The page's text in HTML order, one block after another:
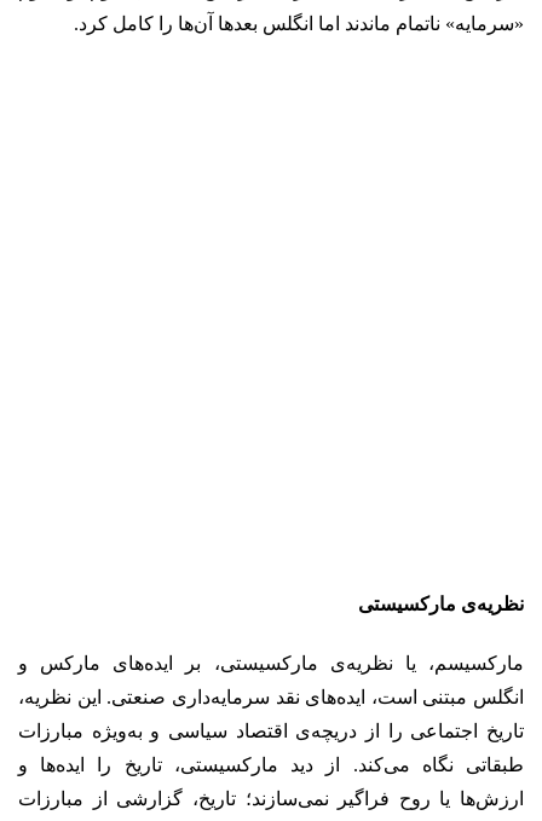
«سرمایه» ناتمام ماندند اما انگلس بعدها آن‌ها را کامل کرد.
نظریه‌ی مارکسیستی
مارکسیسم، یا نظریه‌ی مارکسیستی، بر ایده‌های مارکس و
انگلس مبتنی است، ایده‌های نقد سرمایه‌داری صنعتی. این نظریه،
تاریخ اجتماعی را از دریچه‌ی اقتصاد سیاسی و به‌ویژه مبارزات
طبقاتی نگاه می‌کند. از دید مارکسیستی، تاریخ را ایده‌ها و
ارزش‌ها یا روح فراگیر نمی‌سازند؛ تاریخ، گزارشی از مبارزات